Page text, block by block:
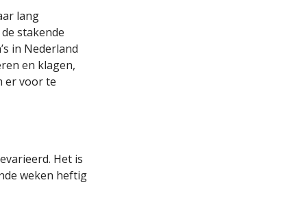
lang
stakende
in Nederland
en klagen,
er voor te
Het is
weken heftig